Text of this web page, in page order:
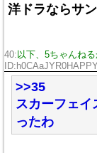
洋ドラならサ
40: 以下、5ちゃんね
>>35
スカーフェイ
ったわ